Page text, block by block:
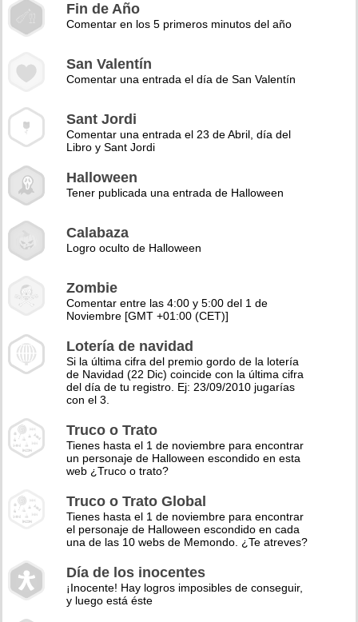
Fin de Año
Comentar en los 5 primeros minutos del año
San Valentín
Comentar una entrada el día de San Valentín
Sant Jordi
Comentar una entrada el 23 de Abril, día del
Libro y Sant Jordi
Halloween
Tener publicada una entrada de Halloween
Calabaza
Logro oculto de Halloween
Zombie
Comentar entre las 4:00 y 5:00 del 1 de
Noviembre [GMT +01:00 (CET)]
Lotería de navidad
Si la última cifra del premio gordo de la lotería
de Navidad (22 Dic) coincide con la última cifra
del día de tu registro. Ej: 23/09/2010 jugarías
con el 3.
Truco o Trato
Tienes hasta el 1 de noviembre para encontrar
un personaje de Halloween escondido en esta
web ¿Truco o trato?
Truco o Trato Global
Tienes hasta el 1 de noviembre para encontrar
el personaje de Halloween escondido en cada
una de las 10 webs de Memondo. ¿Te atreves?
Día de los inocentes
¡Inocente! Hay logros imposibles de conseguir,
y luego está éste